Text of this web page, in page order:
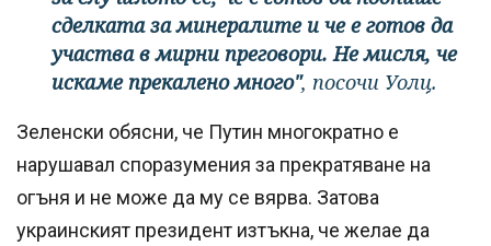
сделката за минералите и че е готов да
участва в мирни преговори. Не мисля, че
искаме прекалено много", посочи Уолц.
Зеленски обясни, че Путин многократно е
нарушавал споразумения за прекратяване на
огъня и не може да му се вярва. Затова
украинският президент изтъкна, че желае да